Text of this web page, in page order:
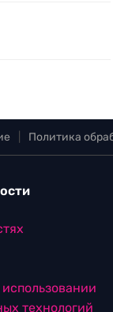
Политика
технологий